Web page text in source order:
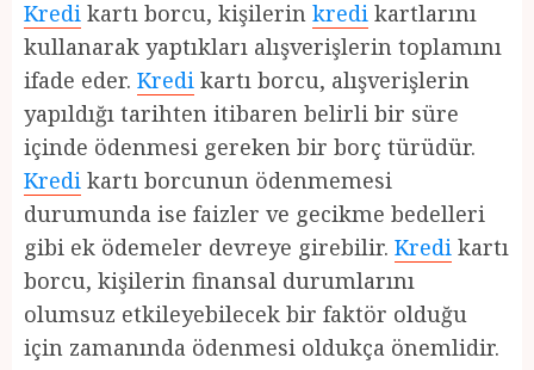
Kredi kartı borcu, kişilerin kredi kartlarını
kullanarak yaptıkları alışverişlerin toplamını
ifade eder. Kredi kartı borcu, alışverişlerin
yapıldığı tarihten itibaren belirli bir süre
içinde ödenmesi gereken bir borç türüdür.
Kredi kartı borcunun ödenmemesi
durumunda ise faizler ve gecikme bedelleri
gibi ek ödemeler devreye girebilir. Kredi kartı
borcu, kişilerin finansal durumlarını
olumsuz etkileyebilecek bir faktör olduğu
için zamanında ödenmesi oldukça önemlidir.